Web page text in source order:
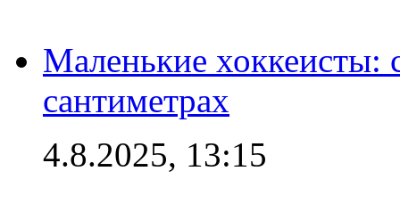
Маленькие хоккеисты:
сантиметрах
4.8.2025, 13:15